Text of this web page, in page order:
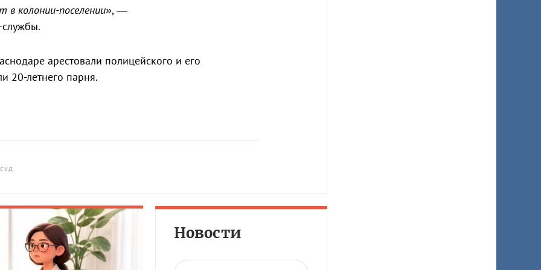
в колонии-поселении», —
арестовали полицейского и его
20-летнего парня.
СУД
Новости